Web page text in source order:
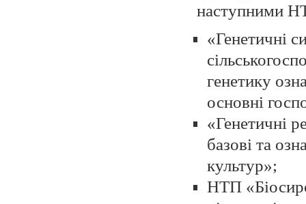
наступними
«Генетичні
генетику
основні
«Генетичні
базові та
культур»;
НТП